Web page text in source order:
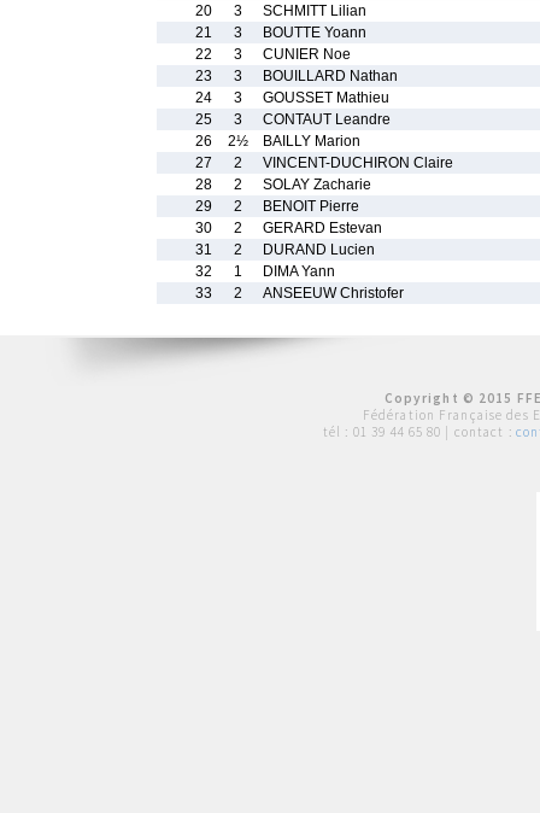
20
3
SCHMITT Lilian
21
3
BOUTTE Yoann
22
3
CUNIER Noe
23
3
BOUILLARD Nathan
24
3
GOUSSET Mathieu
25
3
CONTAUT Leandre
26
2½
BAILLY Marion
27
2
VINCENT-DUCHIRON Claire
28
2
SOLAY Zacharie
29
2
BENOIT Pierre
30
2
GERARD Estevan
31
2
DURAND Lucien
32
1
DIMA Yann
33
2 ANSEEUW Christofer
Copyright © 2015
Fédération Française des
tél : 01 39 44 65 80 | contact :